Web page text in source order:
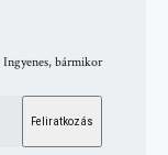
bármikor